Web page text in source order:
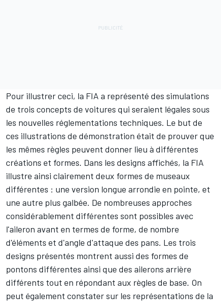
Pour illustrer ceci, la FIA a représenté des simulations
de trois concepts de voitures qui seraient légales sous
les nouvelles réglementations techniques. Le but de
ces illustrations de démonstration était de prouver que
les mêmes règles peuvent donner lieu à différentes
créations et formes. Dans les designs affichés, la FIA
illustre ainsi clairement deux formes de museaux
différentes : une version longue arrondie en pointe, et
une autre plus galbée. De nombreuses approches
considérablement différentes sont possibles avec
l'aileron avant en termes de forme, de nombre
d'éléments et d'angle d'attaque des pans. Les trois
designs présentés montrent aussi des formes de
pontons différentes ainsi que des ailerons arrière
différents tout en répondant aux règles de base. On
peut également constater sur les représentations de la